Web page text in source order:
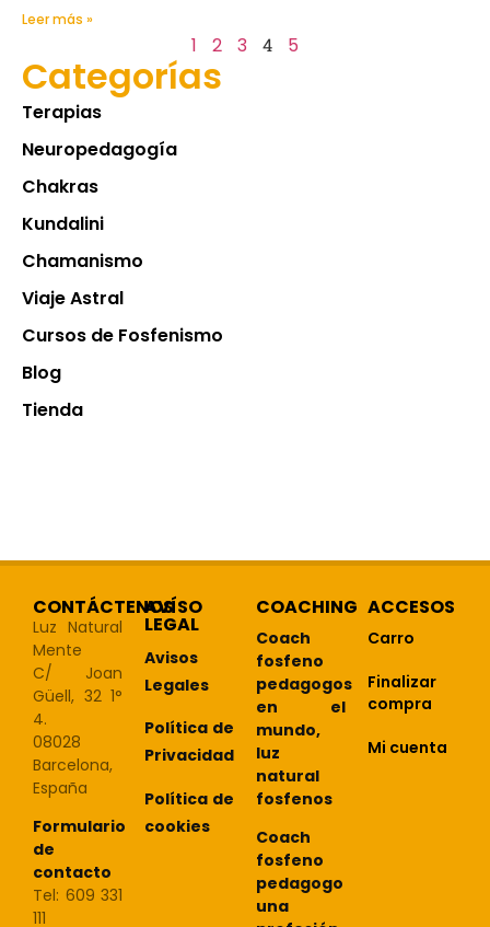
Leer más »
1 2 3 4 5
Categorías
Terapias
Neuropedagogía
Chakras
Kundalini
Chamanismo
Viaje Astral
Cursos de Fosfenismo
Blog
Tienda
CONTÁCTENOS
Luz Natural
Mente
C/ Joan
Güell, 32 1°
4.
08028
Barcelona,
España
Formulario
de
contacto
Tel: 609 331
111
AVÍSO
LEGAL
Avisos
Legales
Política de
Privacidad
Política de
cookies
COACHING
Coach
fosfeno
pedagogos
en el
mundo,
luz
natural
fosfenos
Coach
fosfeno
pedagogo
una
ACCESOS
Carro
Finalizar
compra
Mi cuenta